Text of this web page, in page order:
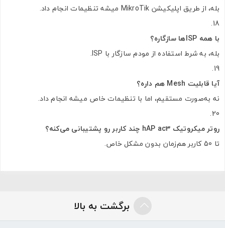
بله، از طریق اپلیکیشن MikroTik میشه تنظیمات انجام داد.
با همه ISPها سازگاره؟
بله، به شرط استفاده از مودم سازگار با ISP.
آیا قابلیت Mesh هم داره؟
نه به‌صورت مستقیم، اما با تنظیمات خاص میشه انجام داد.
روتر میکروتیک hAP ac3 چند کاربر رو پشتیبانی می‌کنه؟
تا 50 کاربر هم‌زمان بدون مشکل خاص.
برگشت به بالا